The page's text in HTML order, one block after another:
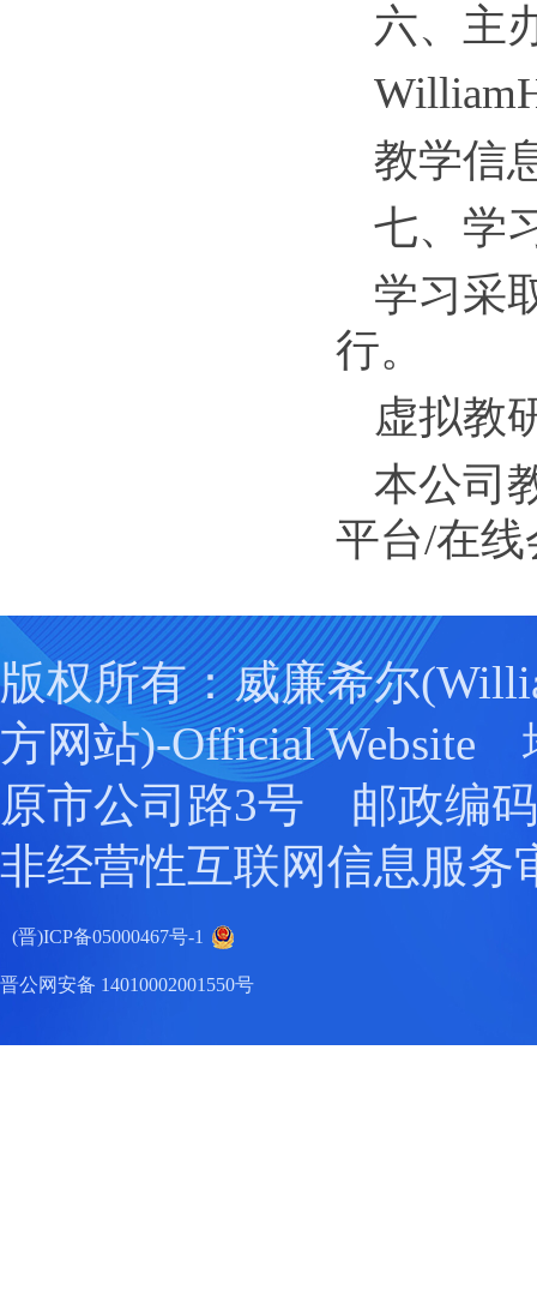
六、主
教学信
七、学
学习采
行。
虚拟教
本公司
平台/在
版权所有：威廉希尔
方网站)-Official Website
原市公司路3号 邮政编码
非经营性互联网信息服务
(晋)ICP备05000467号-1
晋公网安备 14010002001550号